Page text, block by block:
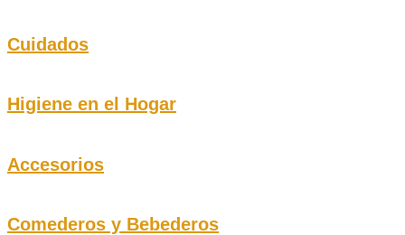
Cuidados
Higiene en el Hogar
Accesorios
Comederos y Bebederos